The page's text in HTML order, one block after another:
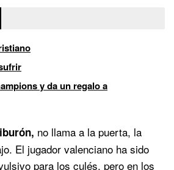
y da un regalo a
no llama a la puerta, la
El jugador valenciano ha sido
para los culés, pero en los